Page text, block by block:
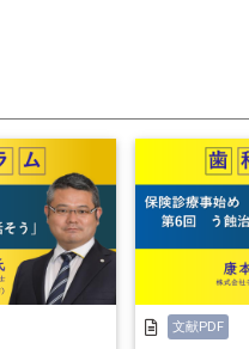
手紙やメールが届くと
経営」を考える時期
ます。これでは、健
きる手応えとノウハウ
文献PDF